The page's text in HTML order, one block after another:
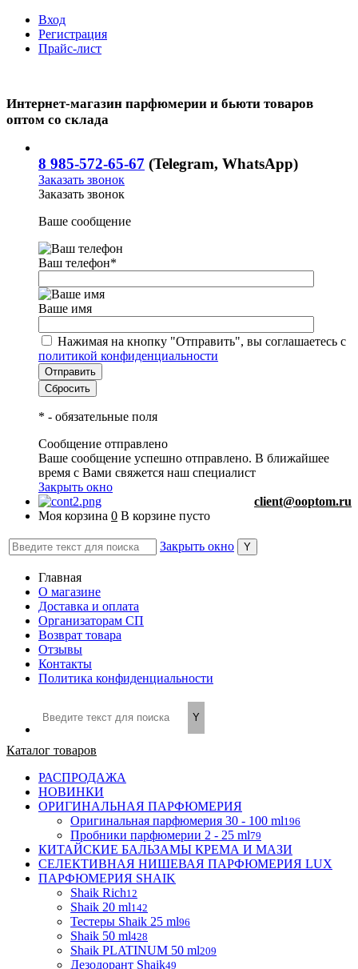
Вход
Регистрация
Прайс-лист
Интернет-магазин парфюмерии и бьюти товаров
оптом со склада
8 985-572-65-67 (Telegram, WhatsApp)
Заказать звонок
Заказать звонок
Ваше сообщение
Ваш телефон*
Ваше имя
Нажимая на кнопку "Отправить", вы соглашаетесь с
политикой конфиденциальности
* - обязательные поля
Сообщение отправлено
Ваше сообщение успешно отправлено. В ближайшее
время с Вами свяжется наш специалист
Закрыть окно
client@ooptom.ru
Моя корзина 0 В корзине пусто
Закрыть окно
Главная
О магазине
Доставка и оплата
Организаторам СП
Возврат товара
Отзывы
Контакты
Политика конфиденциальности
Каталог товаров
РАСПРОДАЖА
НОВИНКИ
ОРИГИНАЛЬНАЯ ПАРФЮМЕРИЯ
Оригинальная парфюмерия 30 - 100 ml196
Пробники парфюмерии 2 - 25 ml79
КИТАЙСКИЕ БАЛЬЗАМЫ КРЕМА И МАЗИ
СЕЛЕКТИВНАЯ НИШЕВАЯ ПАРФЮМЕРИЯ LUX
ПАРФЮМЕРИЯ SHAIK
Shaik Rich12
Shaik 20 ml142
Тестеры Shaik 25 ml96
Shaik 50 ml428
Shaik PLATINUM 50 ml209
Дезодорант Shaik49